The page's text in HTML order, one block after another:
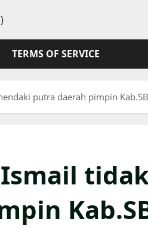
TERMS OF SERVICE
putra daerah pimpin